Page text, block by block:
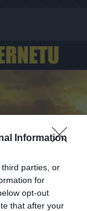
Information
parties, or
for
opt-out
that after your